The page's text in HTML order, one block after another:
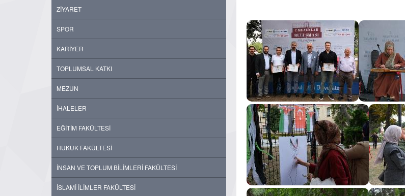
ZİYARET
SPOR
KARİYER
TOPLUMSAL KATKI
MEZUN
İHALELER
EĞİTİM FAKÜLTESİ
HUKUK FAKÜLTESİ
İNSAN VE TOPLUM BİLİMLERİ FAKÜLTESİ
İSLAMİ İLİMLER FAKÜLTESİ